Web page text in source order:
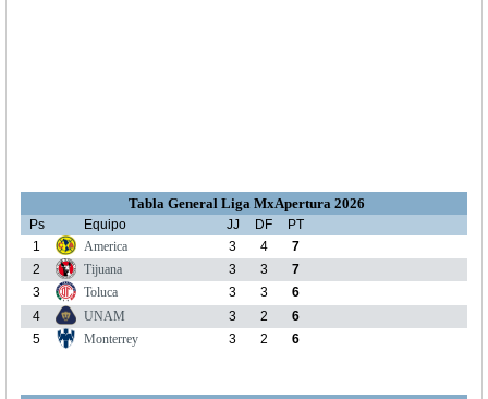
Tabla General Liga MxApertura 2026
Ps Equipo JJ DF
PT
1
America 3 4
7
2
Tijuana 3 3
7
3
Toluca 3 3
6
4
UNAM 3 2
6
5
Monterrey 3 2 6